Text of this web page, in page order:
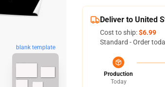
blank template
Deliver to United
Cost to ship:$6.99
Standard - Order
Production
Today